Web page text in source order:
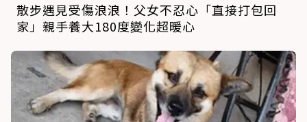
散步遇見受傷浪浪！父女不忍心「直接打包回
家」親手養大180度變化超暖心